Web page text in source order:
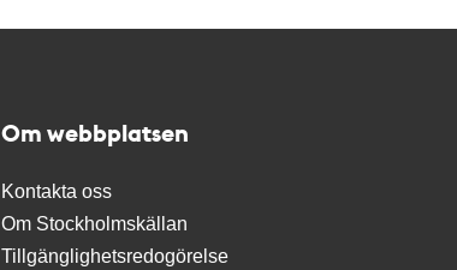
Om webbplatsen
Kontakta oss
Om Stockholmskällan
Tillgänglighetsredogörelse